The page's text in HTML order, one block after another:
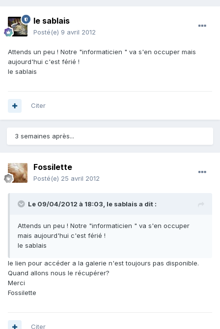
le sablais
Posté(e) 9 avril 2012
Attends un peu ! Notre "informaticien " va s'en occuper mais
aujourd'hui c'est férié !
le sablais
Citer
3 semaines après...
Fossilette
Posté(e) 25 avril 2012
Le 09/04/2012 à 18:03, le sablais a dit :
Attends un peu ! Notre "informaticien " va s'en occuper
mais aujourd'hui c'est férié !
le sablais
le lien pour accéder a la galerie n'est toujours pas disponible.
Quand allons nous le récupérer?
Merci
Fossilette
Citer